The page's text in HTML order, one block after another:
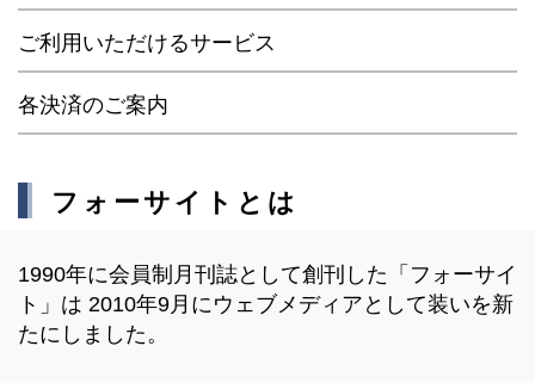
ご利用いただけるサービス
各決済のご案内
フォーサイトとは
1990年に会員制月刊誌として創刊した「フォーサイ
ト」は 2010年9月にウェブメディアとして装いを新
たにしました。